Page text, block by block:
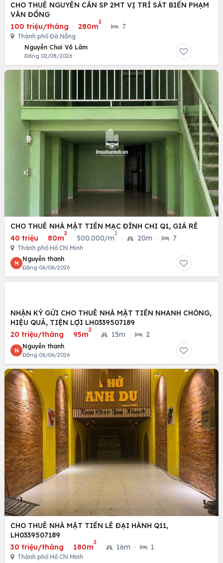
CHO THUÊ NGUYÊN CĂN SP 2MT VỊ TRÍ SÁT BIỂN PHẠM
VĂN ĐỒNG
100 triệu/tháng · 280m
2
· 7
Thành phố Đà Nẵng
Nguyễn Chơi Võ Lâm
Đăng 02/08/2026
CHO THUÊ NHÀ MẶT TIỀN MẠC ĐĨNH CHI Q1, GIÁ RÊ
40 triệu · 80m
2
· 500.000/m
2
· 20m · 7
Thành phố Hồ Chí Minh
N
Nguyễn thanh
Đăng 06/06/2026
NHẬN KÝ GỬI CHO THUÊ NHÀ MẶT TIỀN NHANH CHÓNG,
HIỆU QUẢ, TIỆN LỢI LH0339507189
20 triệu/tháng · 95m
2
· 15m · 2
N
Nguyễn thanh
Đăng 06/06/2026
CHO THUÊ NHÀ MẶT TIỀN LÊ ĐẠI HÀNH Q11,
LH0339507189
30 triệu/tháng · 180m
2
· 16m · 1
Thành phố Hồ Chí Minh